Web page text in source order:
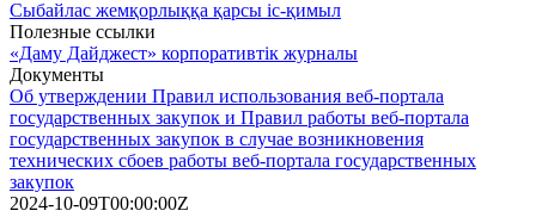
Сыбайлас жемқорлыққа қарсы іс-қимыл
Полезные ссылки
«Даму Дайджест» корпоративтік журналы
Документы
Об утверждении Правил использования веб-портала
государственных закупок и Правил работы веб-портала
государственных закупок в случае возникновения
технических сбоев работы веб-портала государственных
закупок
2024-10-09T00:00:00Z